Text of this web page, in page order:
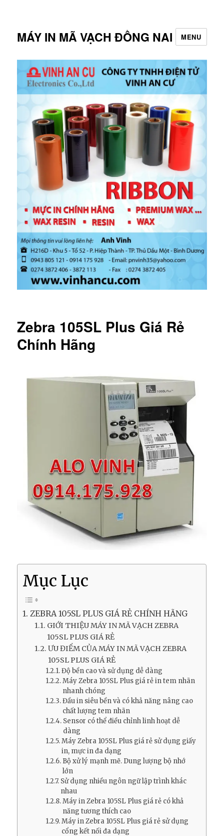
MÁY IN MÃ VẠCH ĐỒNG NAI MENU
Zebra 105SL Plus Giá Rẻ
Chính Hãng
Mục Lục
ZEBRA 105SL PLUS GIÁ RẺ CHÍNH HÃNG
GIỚI THIỆU MÁY IN MÃ VẠCH ZEBRA
105SL PLUS GIÁ RẺ
ƯU ĐIỂM CỦA MÁY IN MÃ VẠCH ZEBRA
105SL PLUS GIÁ RẺ
Độ bền cao và sử dụng dễ dàng
Máy Zebra 105SL Plus giá rẻ in tem nhãn
nhanh chóng
Đầu in siêu bền và có khả năng nâng cao
chất lượng tem nhãn
Sensor có thể điều chỉnh linh hoạt dễ
dàng
Máy Zebra 105SL Plus giá rẻ sử dụng giấy
in, mực in đa dạng
Bộ xử lý mạnh mẽ. Dung lượng bộ nhớ
lớn
Sử dụng nhiều ngôn ngữ lập trình khác
nhau
Máy in Zebra 105SL Plus giá rẻ có khả
năng tương thích cao
Máy in Zebra 105SL Plus giá rẻ sử dụng
cổng kết nối đa dạng